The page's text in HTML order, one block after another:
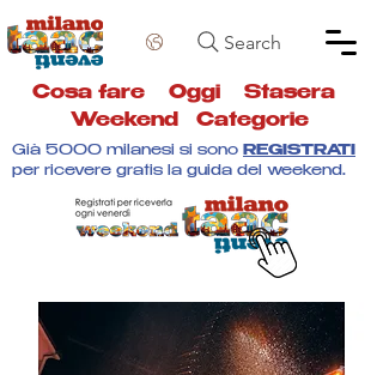
Search
Cosa fare Oggi Stasera
Weekend
Categorie
Già 5000 milanesi si sono REGISTRATI
per ricevere gratis la guida del weekend.